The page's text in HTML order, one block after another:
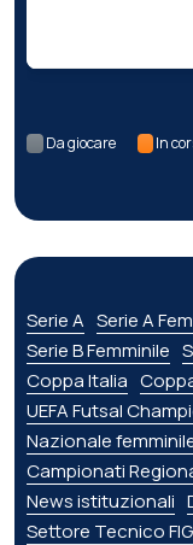
Da giocare In
Serie A Serie A
Serie B Femminile
Coppa Italia
UEFA Futsal
Nazionale
Campionati
News istituzionali
Settore Tecnico